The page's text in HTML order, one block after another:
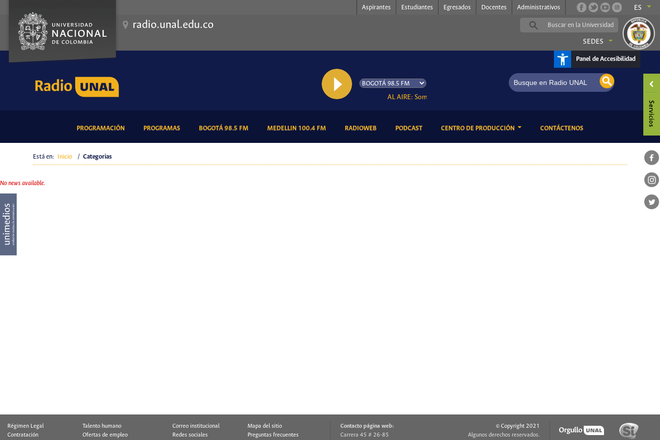
Aspirantes Estudiantes Egresados Docentes Administrativos ES
radio.unal.edu.co
SEDES
Panel de Accesibilidad
AL AIRE: Somos Radio UNAL, somos música
PROGRAMACIÓN(CURRENT)PROGRAMAS(CURRENT)BOGOTÁ 98.5 FM(CURRENT)MEDELLIN 100.4 FM(CURRENT)RADIOWEB(CURRENT)PODCAST(CURRENT)CENTRO DE PRODUCCIÓN CONTÁCTENOS(CURRENT)
Está en: Inicio / Categorias
No news available.
Régimen Legal
Talento humano
Contratación
Ofertas de empleo
Correo institucional
Mapa del sitio
Redes sociales
Preguntas frecuentes
Contacto página web:
Carrera 45 # 26-85
© Copyright 2021
Algunos derechos reservados.